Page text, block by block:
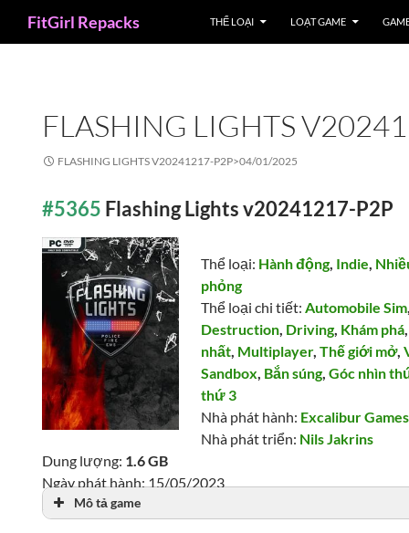
FitGirl Repacks THỂ LOẠI LOẠT GAME
FLASHING LIGHTS
FLASHING LIGHTS V20241217-P2P>04/01/2025
#5365 Flashing Lights v20241217-P2P
Thể loại: Hành động, Indie,
phỏng
Thể loại chi tiết:Automobile Sim
Destruction, Driving, Khám phá
nhất, Multiplayer,Thế giới mở,
Sandbox, Bắn súng,Góc nhìn
thứ 3
Nhà phát hành: Excalibur Games
Nhà phát triển: Nils Jakrins
Dung lượng: 1.6 GB
Ngày phát hành: 15/05/2023
Lượt xem: 7,396
Mô tả game